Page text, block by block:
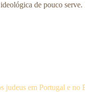
de pouco serve.
judeus em Portugal e